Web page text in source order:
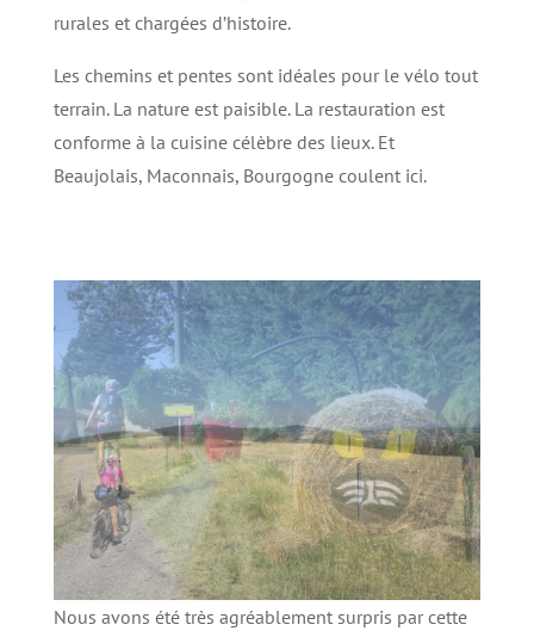
rurales et chargées d’histoire.
Les chemins et pentes sont idéales pour le vélo tout
terrain. La nature est paisible. La restauration est
conforme à la cuisine célèbre des lieux. Et
Beaujolais, Maconnais, Bourgogne coulent ici.
Nous avons été très agréablement surpris par cette